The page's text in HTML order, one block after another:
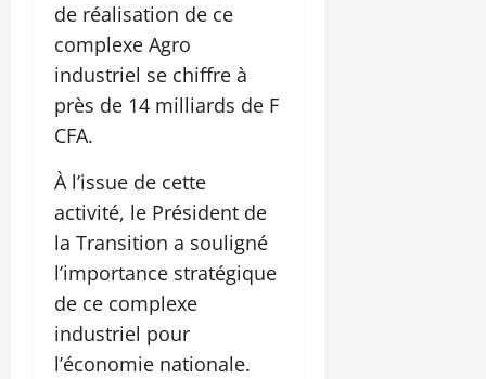
de réalisation de ce
complexe Agro
industriel se chiffre à
près de 14 milliards de F
CFA.
À l’issue de cette
activité, le Président de
la Transition a souligné
l’importance stratégique
de ce complexe
industriel pour
l’économie nationale.